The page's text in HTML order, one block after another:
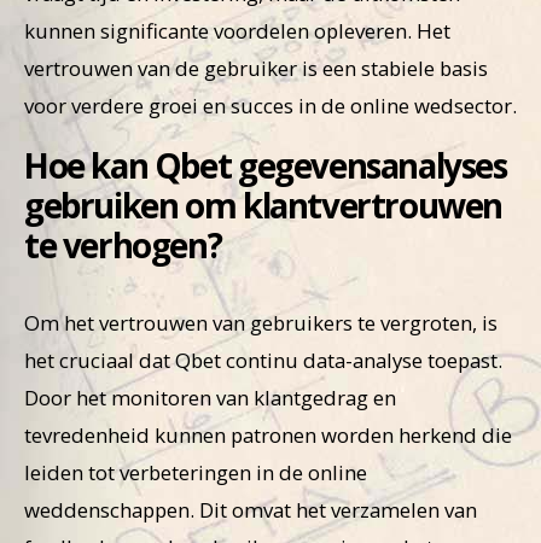
kunnen significante voordelen opleveren. Het
vertrouwen van de gebruiker is een stabiele basis
voor verdere groei en succes in de online wedsector.
Hoe kan Qbet gegevensanalyses
gebruiken om klantvertrouwen
te verhogen?
Om het vertrouwen van gebruikers te vergroten, is
het cruciaal dat Qbet continu data-analyse toepast.
Door het monitoren van klantgedrag en
tevredenheid kunnen patronen worden herkend die
leiden tot verbeteringen in de online
weddenschappen. Dit omvat het verzamelen van